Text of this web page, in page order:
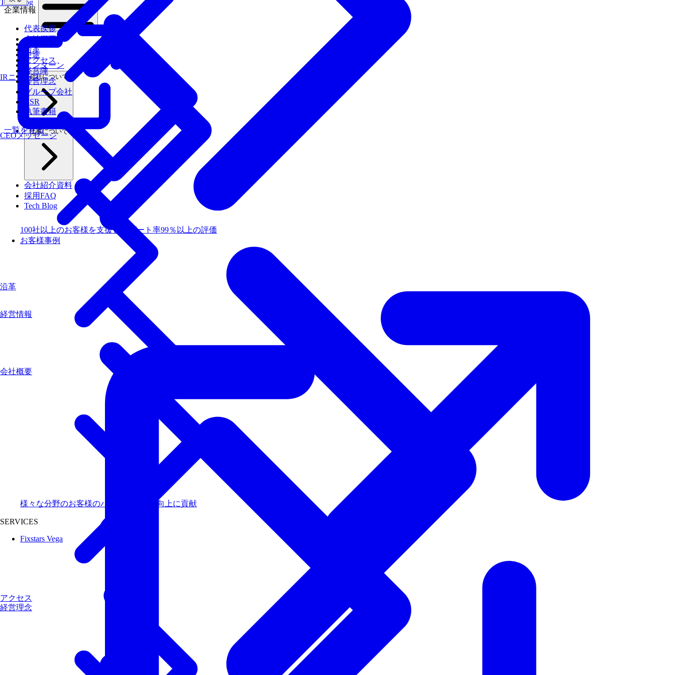
Tech Blog
IRニュース
企業情報
代表挨拶
会社概要
沿革
アクセス
経営陣
経営理念
グループ会社
CSR
執筆書籍
一覧を見る
沿革
アクセス
100社以上のお客様を支援しリピート率99％以上の評価
お客様事例
様々な分野のお客様のパフォーマンス向上に貢献
SERVICES
Fixstars Vega
経営情報
中途
インターン
会社について
CEOメッセージ
会社概要
経営理念
仕事について
会社紹介資料
採用FAQ
Tech Blog